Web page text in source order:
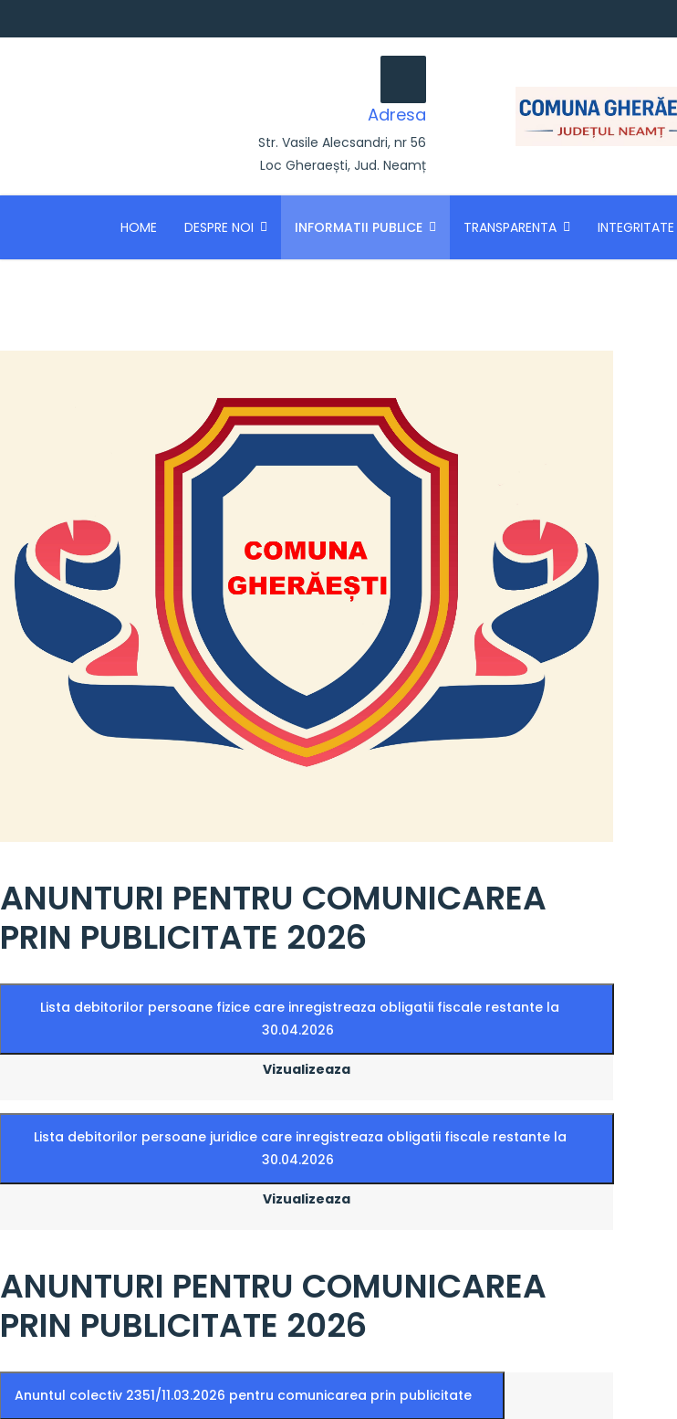
Adresa
Str. Vasile Alecsandri, nr 56
Loc Gheraești, Jud. Neamț
HOME DESPRE NOI INFORMATII PUBLICE TRANSPARENTA INTEGRITATE
ANUNTURI PENTRU COMUNICAREA
PRIN PUBLICITATE 2026
Lista debitorilor persoane fizice care inregistreaza obligatii fiscale restante la
30.04.2026
Vizualizeaza
Lista debitorilor persoane juridice care inregistreaza obligatii fiscale restante la
30.04.2026
Vizualizeaza
ANUNTURI PENTRU COMUNICAREA
PRIN PUBLICITATE 2026
Anuntul colectiv 2351/11.03.2026 pentru comunicarea prin publicitate